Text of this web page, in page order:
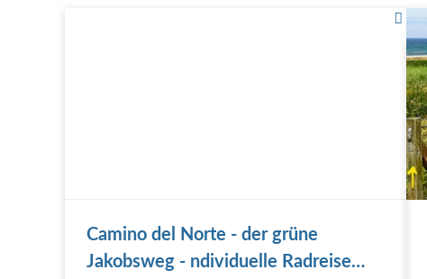
Camino del Norte - der grüne
Jakobsweg - ndividuelle Radreise